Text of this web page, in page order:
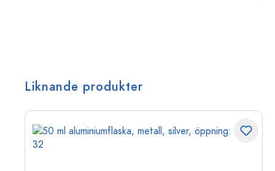
Liknande produkter